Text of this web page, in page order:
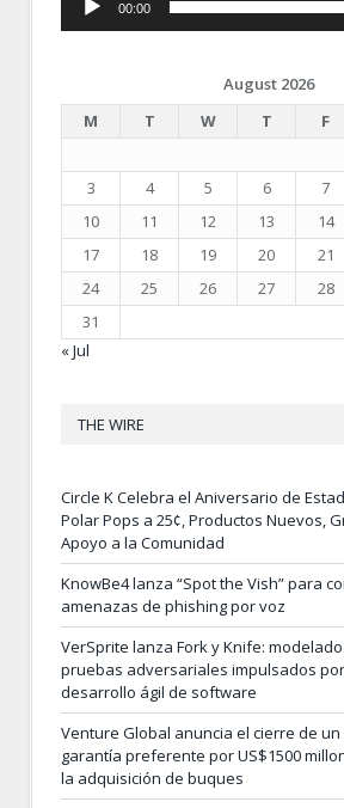
00:00
August 2026
M
T W T F
3
4 5 6 7
10
11 12 13 14
17
18 19 20 21
24
25 26 27 28
31
« Jul
THE WIRE
Circle K Celebra el Aniversario de
Polar Pops a 25¢, Productos Nuevos,
Apoyo a la Comunidad
KnowBe4 lanza “Spot the Vish” para
amenazas de phishing por voz
VerSprite lanza Fork y Knife:
pruebas adversariales impulsados
desarrollo ágil de software
Venture Global anuncia el cierre de
garantía preferente por US$1500
la adquisición de buques